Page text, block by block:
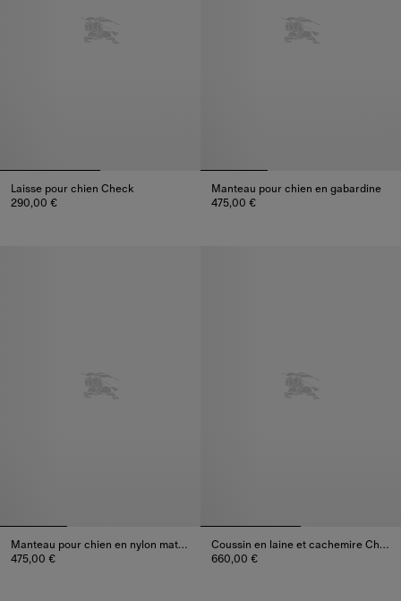
Laisse pour chien Check
290,00 €
Manteau pour chien en gabardine
475,00 €
Manteau pour chien en nylon matelassé
475,00 €
Coussin en laine et cachemire Check
660,00 €